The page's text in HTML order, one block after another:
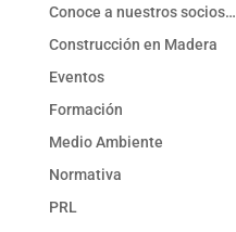
Conoce a nuestros socios…
Construcción en Madera
Eventos
Formación
Medio Ambiente
Normativa
PRL